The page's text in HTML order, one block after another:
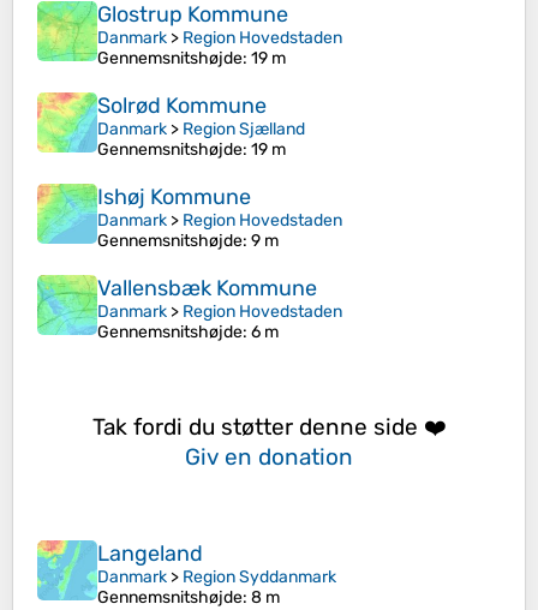
Glostrup Kommune
Danmark > Region Hovedstaden
Gennemsnitshøjde: 19 m
Solrød Kommune
Danmark > Region Sjælland
Gennemsnitshøjde: 19 m
Ishøj Kommune
Danmark > Region Hovedstaden
Gennemsnitshøjde: 9 m
Vallensbæk Kommune
Danmark > Region Hovedstaden
Gennemsnitshøjde: 6 m
Tak fordi du støtter denne side ❤️
Giv en donation
Langeland
Danmark > Region Syddanmark
Gennemsnitshøjde: 8 m